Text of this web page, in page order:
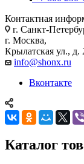
Контактная
г. Санкт-
г. Москва,
Крылатская ул., д.
info@shonx.ru
Вконтакте
Каталог